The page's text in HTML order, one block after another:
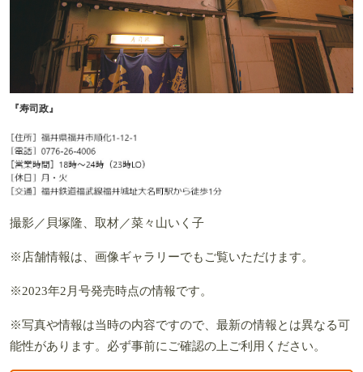
『寿司政』
撮影／貝塚隆、取材／菜々山いく子
※店舗情報は、画像ギャラリーでもご覧いただけます。
※2023年2月号発売時点の情報です。
※写真や情報は当時の内容ですので、最新の情報とは異なる可
能性があります。必ず事前にご確認の上ご利用ください。